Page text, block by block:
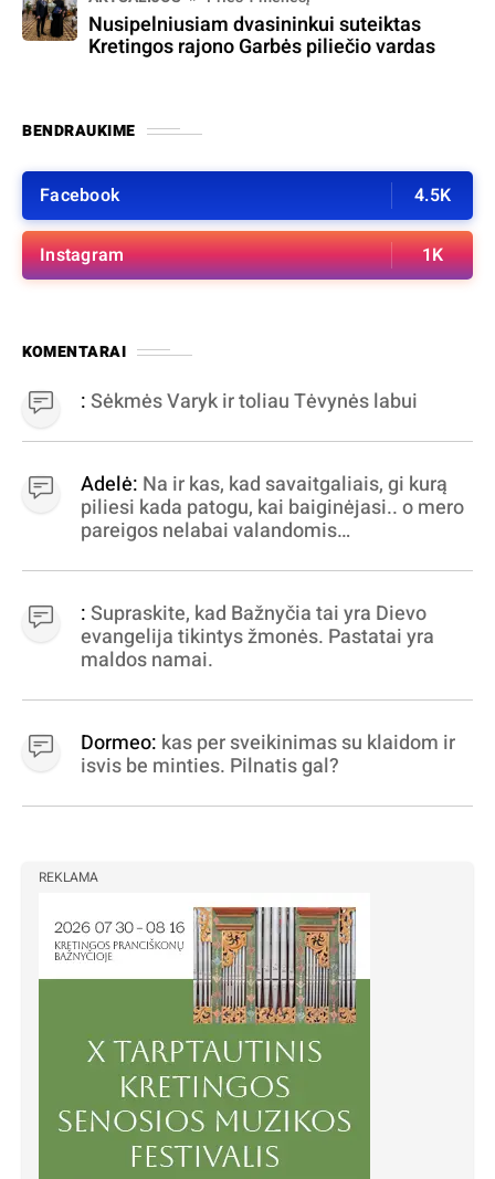
Nusipelniusiam dvasininkui suteiktas
Kretingos rajono Garbės piliečio vardas
BENDRAUKIME
Facebook 4.5K
Instagram 1K
KOMENTARAI
:Sėkmės Varyk ir toliau Tėvynės labui
Adelė: Na ir kas, kad savaitgaliais, gi kurą
piliesi kada patogu, kai baiginėjasi.. o mero
pareigos nelabai valandomis
virpinimas, ieškokit kur milijonus vagia
dujininkai, elektros aferistai, stadionų
statytojai Vilnuje
:Supraskite, kad Bažnyčia tai yra Dievo
evangelija tikintys žmonės. Pastatai yra
maldos namai.
Dormeo: kas per sveikinimas su klaidom ir
isvis be minties. Pilnatis gal?
REKLAMA